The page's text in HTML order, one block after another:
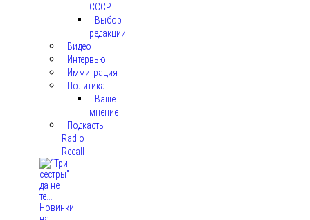
СССР
Выбор
редакции
Видео
Интервью
Иммиграция
Политика
Ваше
мнение
Подкасты
Radio
Recall